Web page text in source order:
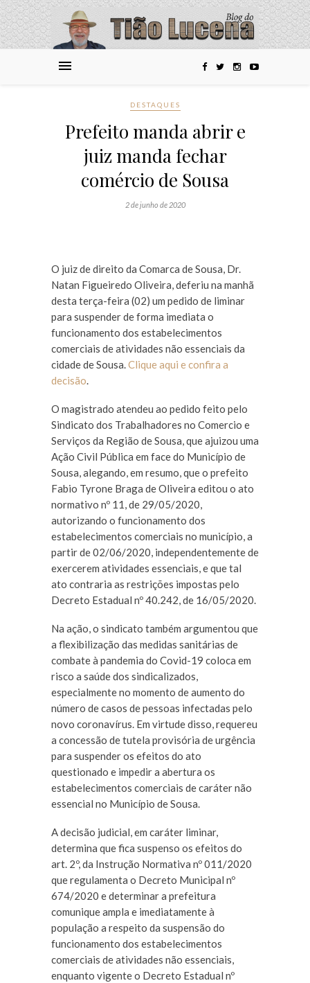
DESTAQUES
Prefeito manda abrir e
juiz manda fechar
comércio de Sousa
2 de junho de 2020
O juiz de direito da Comarca de Sousa, Dr.
Natan Figueiredo Oliveira, deferiu na manhã
desta terça-feira (02) um pedido de liminar
para suspender de forma imediata o
funcionamento dos estabelecimentos
comerciais de atividades não essenciais da
cidade de Sousa.Clique aqui e confira a
decisão.
O magistrado atendeu ao pedido feito pelo
Sindicato dos Trabalhadores no Comercio e
Serviços da Região de Sousa, que ajuizou uma
Ação Civil Pública em face do Município de
Sousa, alegando, em resumo, que o prefeito
Fabio Tyrone Braga de Oliveira editou o ato
normativo nº 11, de 29/05/2020,
autorizando o funcionamento dos
estabelecimentos comerciais no município, a
partir de 02/06/2020, independentemente de
exercerem atividades essenciais, e que tal
ato contraria as restrições impostas pelo
Decreto Estadual nº 40.242, de 16/05/2020.
Na ação, o sindicato também argumentou que
a flexibilização das medidas sanitárias de
combate à pandemia do Covid-19 coloca em
risco a saúde dos sindicalizados,
especialmente no momento de aumento do
número de casos de pessoas infectadas pelo
novo coronavírus. Em virtude disso, requereu
a concessão de tutela provisória de urgência
para suspender os efeitos do ato
questionado e impedir a abertura os
estabelecimentos comerciais de caráter não
essencial no Município de Sousa.
A decisão judicial, em caráter liminar,
determina que fica suspenso os efeitos do
art. 2º, da Instrução Normativa nº 011/2020
que regulamenta o Decreto Municipal nº
674/2020 e determinar a prefeitura
comunique ampla e imediatamente à
população a respeito da suspensão do
funcionamento dos estabelecimentos
comerciais de atividades não essenciais,
enquanto vigente o Decreto Estadual nº